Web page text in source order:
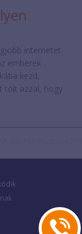
internetet
emberek
kezd,
tölt azzal, hogy